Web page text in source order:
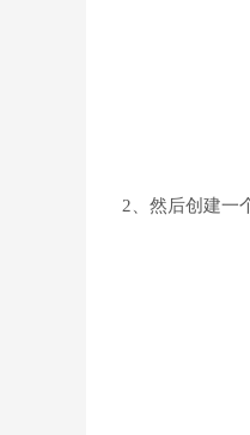
2、然后创建一